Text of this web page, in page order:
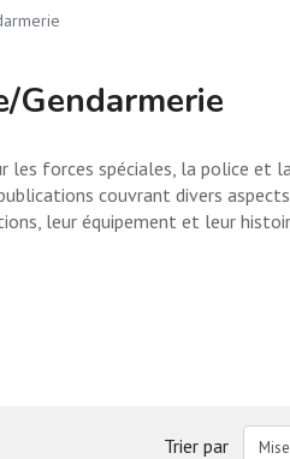
Gendarmerie
forces spéciales, la police et
couvrant divers
leur équipement et leur
Trier par